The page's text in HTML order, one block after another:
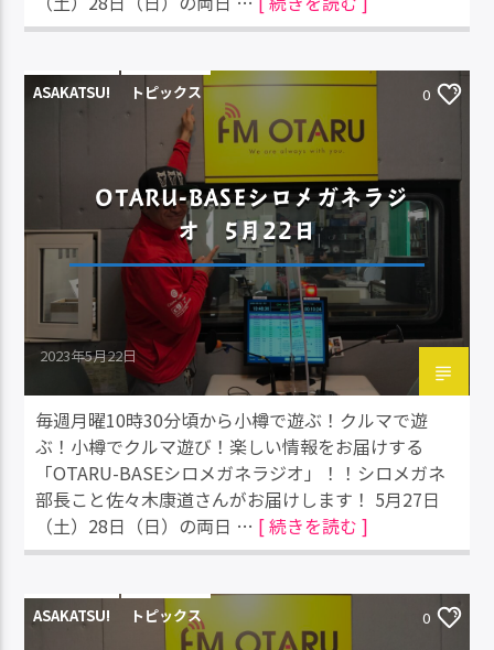
ASAKATSU! トピックス 0
OTARU-BASEシロメガネラジ
オ 5月22日
2023年5月22日
毎週月曜10時30分頃から小樽で遊ぶ！クルマで遊
ぶ！小樽でクルマ遊び！楽しい情報をお届けする
「OTARU-BASEシロメガネラジオ」！！シロメガネ
部長こと佐々木康道さんがお届けします！ 5月27日
（土）28日（日）の両日 … [ 続きを読む ]
ASAKATSU! トピックス 0